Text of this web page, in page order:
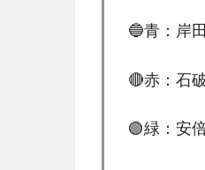
🔵青：岸
🔴赤：石
🟢緑：安